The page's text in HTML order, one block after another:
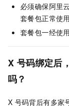
必须确保阿里
套餐包正常使用
套餐包一经使
X 号码绑定后
吗？
X 号码背后有多家